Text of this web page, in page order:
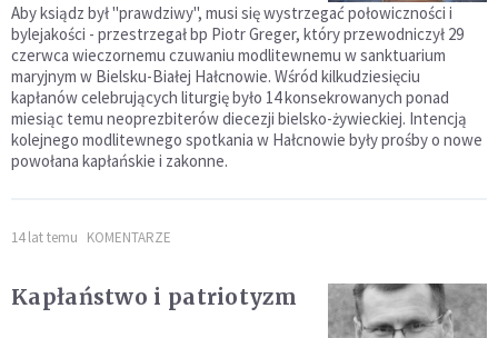
Aby ksiądz był "prawdziwy", musi się wystrzegać połowiczności i
bylejakości - przestrzegał bp Piotr Greger, który przewodniczył 29
czerwca wieczornemu czuwaniu modlitewnemu w sanktuarium
maryjnym w Bielsku-Białej Hałcnowie. Wśród kilkudziesięciu
kapłanów celebrujących liturgię było 14 konsekrowanych ponad
miesiąc temu neoprezbiterów diecezji bielsko-żywieckiej. Intencją
kolejnego modlitewnego spotkania w Hałcnowie były prośby o nowe
powołana kapłańskie i zakonne.
14 lat temu KOMENTARZE
Kapłaństwo i patriotyzm